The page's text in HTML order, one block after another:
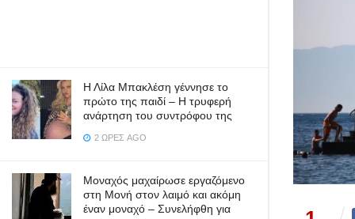
Η Λίλα Μπακλέση γέννησε το
πρώτο της παιδί – Η τρυφερή
ανάρτηση του συντρόφου της
2 ΏΡΕΣ AGO
Μοναχός μαχαίρωσε εργαζόμενο
στη Μονή στον λαιμό και ακόμη
έναν μοναχό – Συνελήφθη για